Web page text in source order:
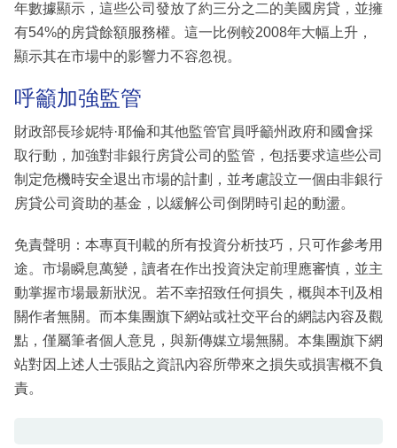
年數據顯示，這些公司發放了約三分之二的美國房貸，並擁
有54%的房貸餘額服務權。這一比例較2008年大幅上升，
顯示其在市場中的影響力不容忽視。
呼籲加強監管
財政部長珍妮特·耶倫和其他監管官員呼籲州政府和國會採
取行動，加強對非銀行房貸公司的監管，包括要求這些公司
制定危機時安全退出市場的計劃，並考慮設立一個由非銀行
房貸公司資助的基金，以緩解公司倒閉時引起的動盪。
免責聲明：本專頁刊載的所有投資分析技巧，只可作參考用
途。市場瞬息萬變，讀者在作出投資決定前理應審慎，並主
動掌握市場最新狀況。若不幸招致任何損失，概與本刊及相
關作者無關。而本集團旗下網站或社交平台的網誌內容及觀
點，僅屬筆者個人意見，與新傳媒立場無關。本集團旗下網
站對因上述人士張貼之資訊內容所帶來之損失或損害概不負
責。